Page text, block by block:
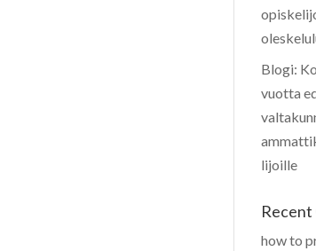
Blogi:
vuotta
lijoille
Recent
how to